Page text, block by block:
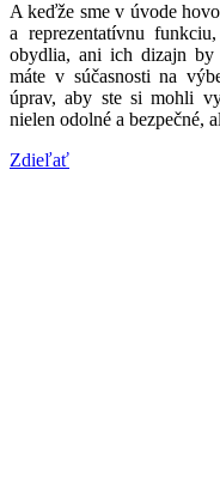
A keďže sme v úvode
a reprezentatívnu
obydlia, ani ich dizajn by
máte v súčasnosti na
úprav, aby ste si mohli
nielen odolné a bezpečné,
Zdieľať